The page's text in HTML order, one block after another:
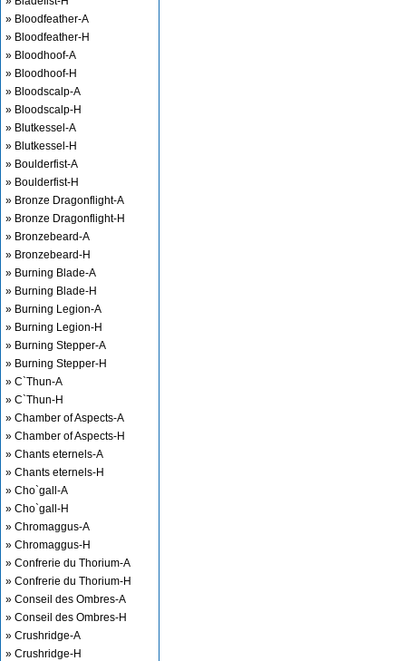
» Bloodfeather-A
» Bloodfeather-H
» Bloodhoof-A
» Bloodhoof-H
» Bloodscalp-A
» Bloodscalp-H
» Blutkessel-A
» Blutkessel-H
» Boulderfist-A
» Boulderfist-H
» Bronze Dragonflight-A
» Bronze Dragonflight-H
» Bronzebeard-A
» Bronzebeard-H
» Burning Blade-A
» Burning Blade-H
» Burning Legion-A
» Burning Legion-H
» Burning Stepper-A
» Burning Stepper-H
» C`Thun-A
» C`Thun-H
» Chamber of Aspects-A
» Chamber of Aspects-H
» Chants eternels-A
» Chants eternels-H
» Cho`gall-A
» Cho`gall-H
» Chromaggus-A
» Chromaggus-H
» Confrerie du Thorium-A
» Confrerie du Thorium-H
» Conseil des Ombres-A
» Conseil des Ombres-H
» Crushridge-A
» Crushridge-H